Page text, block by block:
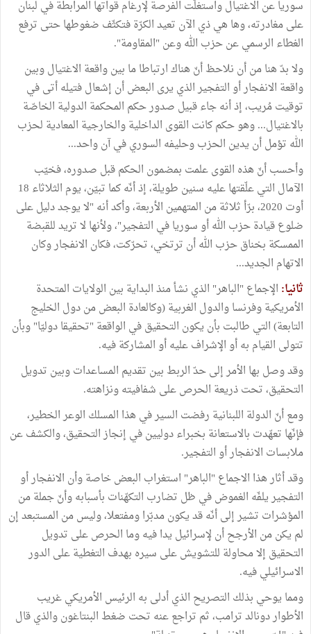
سوريا عن الاغتيال واستغلّت الفرصة لإرغام قواتها المرابطة في لبنان
على مغادرته، وها هي ذي الآن تعيد الكرّة فتكثّف ضغوطها حتى ترفع
الغطاء الرسمي عن حزب الله وعن "المقاومة".
ولا بدّ هنا من أن نلاحظ أنّ هناك ارتباطا ما بين واقعة الاغتيال وبين
واقعة الانفجار أو التفجير الذي يرى البعض أن إشعال فتيله أتى في
توقيت مُريب، إذ أنه جاء قبيل صدور حكم المحكمة الدولية الخاصّة
بالاغتيال... وهو حكم كانت القوى الداخلية والخارجية المعادية لحزب
الله تؤمل أن يدين الحزب وحليفه السوري في آن واحد...
وأحسب أنّ هذه القوى علمت بمضمون الحكم قبل صدوره، فخيّب
الآمال التي علّقتها عليه سنين طويلة، إذ أنّه كما تبيّن، يوم الثلاثاء 18
أوت 2020، برّأ ثلاثة من المتهمين الأربعة، وأكد أنه "لا يوجد دليل على
ضلوع قيادة حزب الله أو سوريا في التفجير"، ولأنها لا تريد للقبضة
الممسكة بخناق حزب الله أن ترتخي، تحرّكت، فكان الانفجار وكان
الاتهام الجديد...
ثانيا: الإجماع "الباهر" الذي نشأ منذ البداية بين الولايات المتحدة
الأمريكية وفرنسا والدول الغربية (وكالعادة البعض من دول الخليج
التابعة) التي طالبت بأن يكون التحقيق في الواقعة "تحقيقا دوليّا" وبأن
تتولى القيام به أو الإشراف عليه أو المشاركة فيه.
وقد وصل بها الأمر إلى حدّ الربط بين تقديم المساعدات وبين تدويل
التحقيق، تحت ذريعة الحرص على شفافيته ونزاهته.
ومع أنّ الدولة اللبنانية رفضت السير في هذا المسلك الوعر الخطير،
فإنّها تعهّدت بالاستعانة بخبراء دوليين في إنجاز التحقيق، والكشف عن
ملابسات الانفجار أو التفجير.
وقد أثار هذا الاجماع "الباهر" استغراب البعض خاصة وأن الانفجار أو
التفجير يلفّه الغموض في ظل تضارب التكهّنات بأسبابه وأنّ جملة من
المؤشرات تشير إلى أنّه قد يكون مدبّرا ومفتعلا، وليس من المستبعد إن
لم يكن من الأرجح أن لإسرائيل يدا فيه وما الحرص على تدويل
التحقيق إلا محاولة للتشويش على سيره بهدف التغطية على الدور
الاسرائيلي فيه.
ومما يوحي بذلك التصريح الذي أدلى به الرئيس الأمريكي غريب
الأطوار دونالد ترامب، ثم تراجع عنه تحت ضغط البنتاغون والذي قال